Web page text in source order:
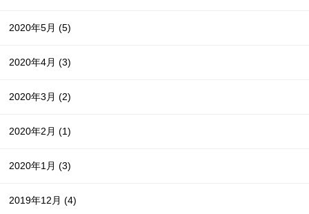
2020年5月(5)
2020年4月(3)
2020年3月(2)
2020年2月(1)
2020年1月(3)
2019年12月(4)